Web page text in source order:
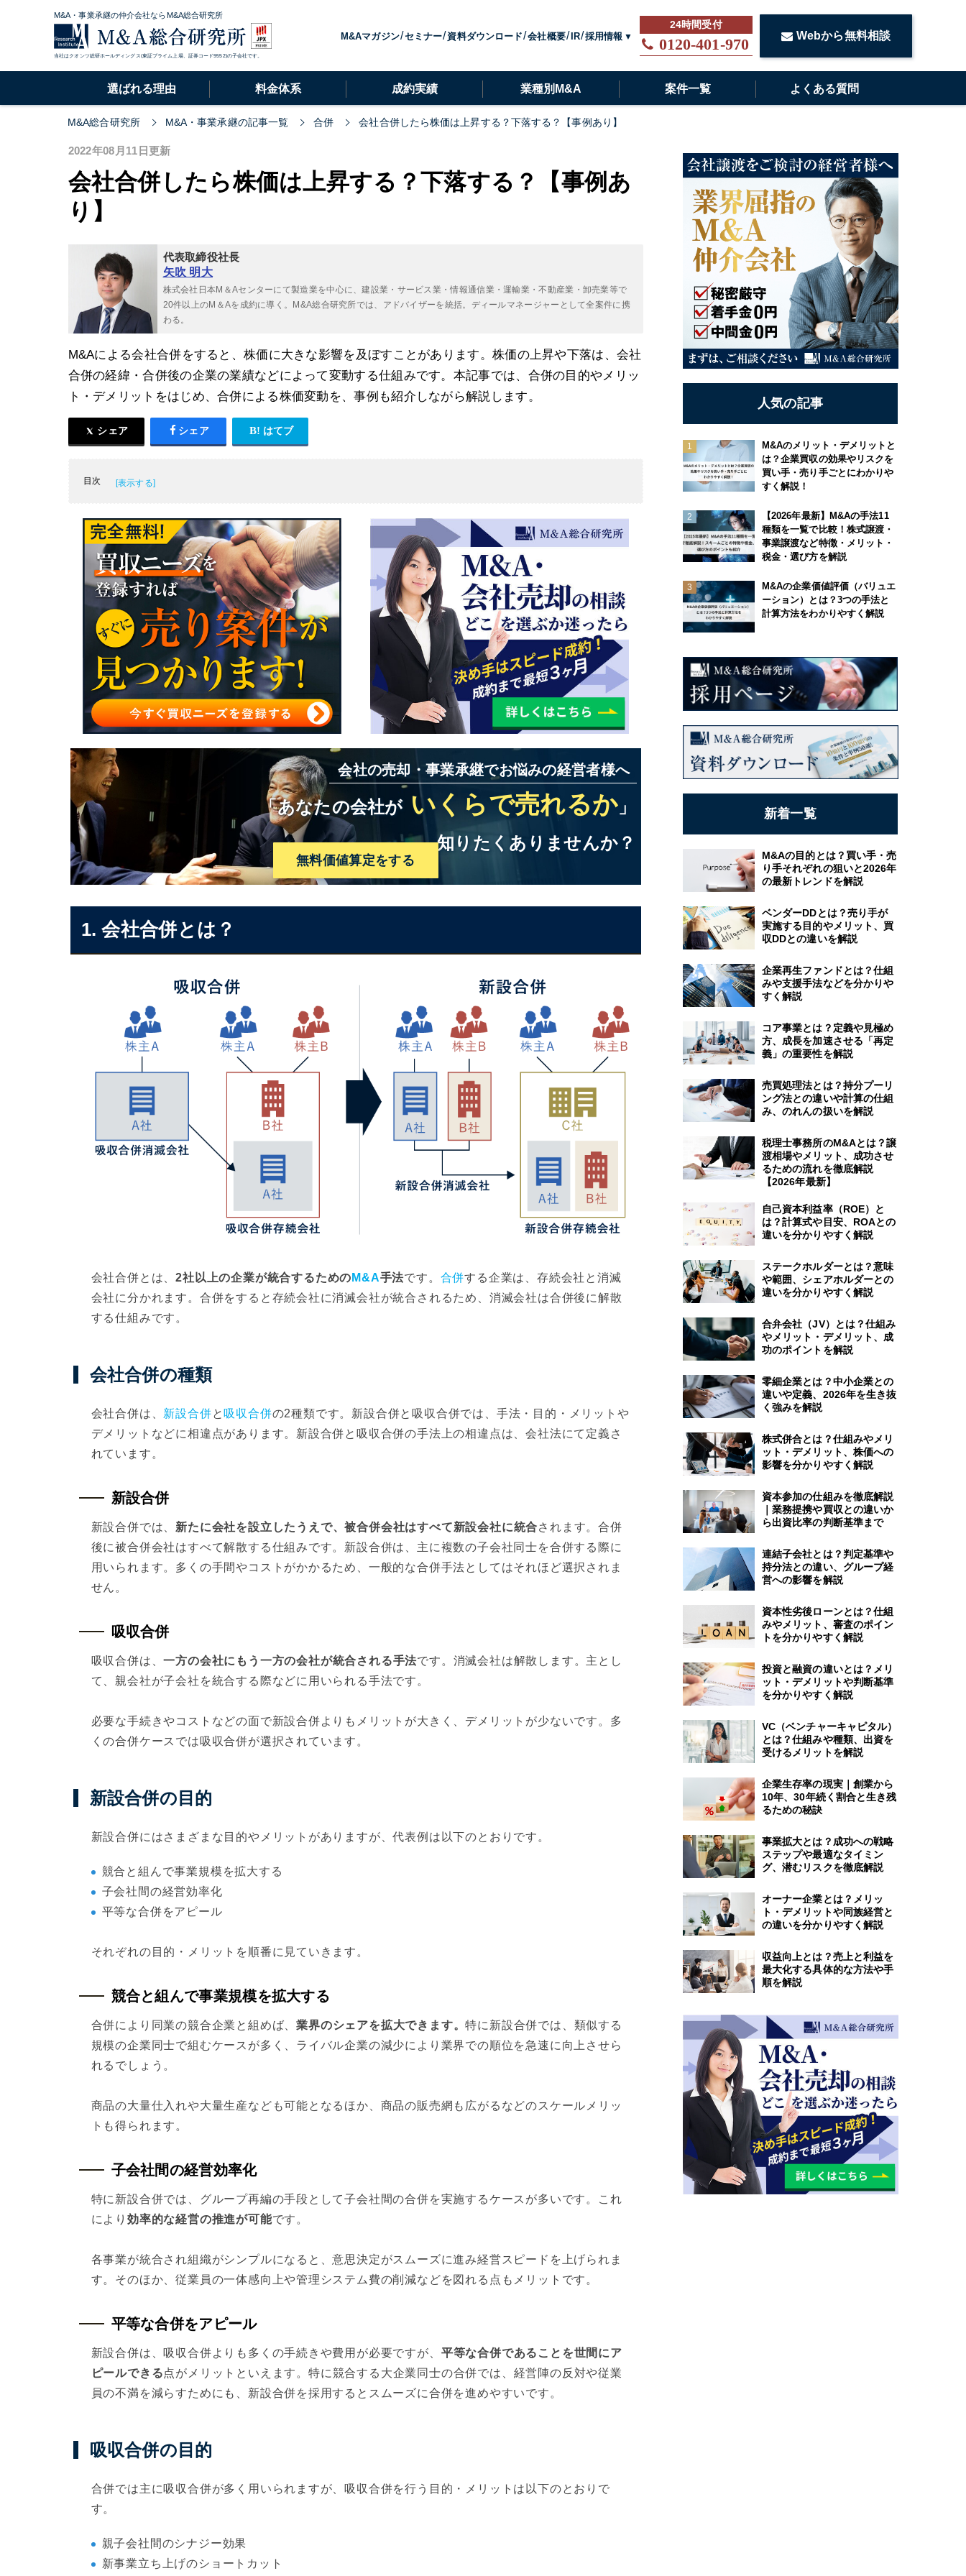
M&A・事業承継の仲介会社ならM&A総合研究所
当社はクオンツ総研ホールディングス(東証プライム上場、証券コード9552)の子会社です。
M&Aマガジン セミナー 資料ダウンロード 会社概要 IR 採用情報 0120-401-970 Webから無料相談
選ばれる理由 料金体系 成約実績 業種別M&A 案件一覧 よくある質問
M&A総合研究所 M&A・事業承継の記事一覧 合併 会社合併したら株価は上昇する？下落する？【事例あり】
2022年08月11日更新
会社合併したら株価は上昇する？下落する？【事例あ
り】
代表取締役社長
矢吹 明大
株式会社日本M＆Aセンターにて製造業を中心に、建設業・サービス業・情報通信業・運輸業・不動産業・卸売業等で
20件以上のM＆Aを成約に導く。M&A総合研究所では、アドバイザーを統括。ディールマネージャーとして全案件に携
わる。
M&Aによる会社合併をすると、株価に大きな影響を及ぼすことがあります。株価の上昇や下落は、会社
合併の経緯・合併後の企業の業績などによって変動する仕組みです。本記事では、合併の目的やメリッ
ト・デメリットをはじめ、合併による株価変動を、事例も紹介しながら解説します。
シェア シェア はてブ
目次
会社合併による株価は上がるのか？下がるのか？
株主のための会社合併の知識
会社合併の実例から見る株価の推移
会社合併による株価のまとめ
会社の売却・事業承継でお悩みの経営者様へ
「あなたの会社が いくらで売れるか 」
知りたくありませんか？
無料価値算定をする
1. 会社合併とは？
会社合併とは、2社以上の企業が統合するための M&A手法です。 合併する企業は、存続会社と消滅
会社に分かれます。合併をすると存続会社に消滅会社が統合されるため、消滅会社は合併後に解散
する仕組みです。
会社合併の種類
会社合併は、 新設合併と 吸収合併の2種類です。新設合併と吸収合併では、手法・目的・メリットや
デメリットなどに相違点があります。新設合併と吸収合併の手法上の相違点は、会社法にて定義さ
れています。
新設合併
新設合併では、 新たに会社を設立したうえで、被合併会社はすべて新設会社に統合されます。合併
後に被合併会社はすべて解散する仕組みです。新設合併は、主に複数の子会社同士を合併する際に
用いられます。多くの手間やコストがかかるため、一般的な合併手法としてはそれほど選択されま
せん。
吸収合併
吸収合併は、一方の会社にもう一方の会社が統合される手法です。消滅会社は解散します。主とし
て、親会社が子会社を統合する際などに用いられる手法です。
必要な手続きやコストなどの面で新設合併よりもメリットが大きく、デメリットが少ないです。多
くの合併ケースでは吸収合併が選択されています。
新設合併の目的
新設合併にはさまざまな目的やメリットがありますが、代表例は以下のとおりです。
競合と組んで事業規模を拡大する
子会社間の経営効率化
平等な合併をアピール
それぞれの目的・メリットを順番に見ていきます。
競合と組んで事業規模を拡大する
合併により同業の競合企業と組めば、業界のシェアを拡大できます。特に新設合併では、類似する
規模の企業同士で組むケースが多く、ライバル企業の減少により業界での順位を急速に向上させら
れるでしょう。
商品の大量仕入れや大量生産なども可能となるほか、商品の販売網も広がるなどのスケールメリッ
トも得られます。
子会社間の経営効率化
特に新設合併では、グループ再編の手段として子会社間の合併を実施するケースが多いです。これ
により 効率的な経営の推進が可能です。
各事業が統合され組織がシンプルになると、意思決定がスムーズに進み経営スピードを上げられま
す。そのほか、従業員の一体感向上や管理システム費の削減などを図れる点もメリットです。
平等な合併をアピール
新設合併は、吸収合併よりも多くの手続きや費用が必要ですが、 平等な合併であることを世間にア
ピールできる点がメリットといえます。特に競合する大企業同士の合併では、経営陣の反対や従業
員の不満を減らすためにも、新設合併を採用するとスムーズに合併を進めやすいです。
吸収合併の目的
合併では主に吸収合併が多く用いられますが、吸収合併を行う目的・メリットは以下のとおりで
す。
親子会社間のシナジー効果
新事業立ち上げのショートカット
人気の記事
M&Aのメリット・デメリットと
は？企業買収の効果やリスクを
買い手・売り手ごとにわかりや
すく解説！
【2026年最新】M&Aの手法11
種類を一覧で比較！株式譲渡・
事業譲渡など特徴・メリット・
税金・選び方を解説
M&Aの企業価値評価（バリュエ
ーション）とは？3つの手法と
計算方法をわかりやすく解説
新着一覧
M&Aの目的とは？買い手・売
り手それぞれの狙いと2026年
の最新トレンドを解説
ベンダーDDとは？売り手が
実施する目的やメリット、買
収DDとの違いを解説
企業再生ファンドとは？仕組
みや支援手法などを分かりや
すく解説
コア事業とは？定義や見極め
方、成長を加速させる「再定
義」の重要性を解説
売買処理法とは？持分プーリ
ング法との違いや計算の仕組
み、のれんの扱いを解説
税理士事務所のM&Aとは？譲
渡相場やメリット、成功させ
るための流れを徹底解説
【2026年最新】
自己資本利益率（ROE）と
は？計算式や目安、ROAとの
違いを分かりやすく解説
ステークホルダーとは？意味
や範囲、シェアホルダーとの
違いを分かりやすく解説
合弁会社（JV）とは？仕組み
やメリット・デメリット、成
功のポイントを解説
零細企業とは？中小企業との
違いや定義、2026年を生き抜
く強みを解説
株式併合とは？仕組みやメリ
ット・デメリット、株価への
影響を分かりやすく解説
資本参加の仕組みを徹底解説
｜業務提携や買収との違いか
ら出資比率の判断基準まで
連結子会社とは？判定基準や
持分法との違い、グループ経
営への影響を解説
資本性劣後ローンとは？仕組
みやメリット、審査のポイン
トを分かりやすく解説
投資と融資の違いとは？メリ
ット・デメリットや判断基準
を分かりやすく解説
VC（ベンチャーキャピタル）
とは？仕組みや種類、出資を
受けるメリットを解説
企業生存率の現実｜創業から
10年、30年続く割合と生き残
るための秘訣
事業拡大とは？成功への戦略
ステップや最適なタイミン
グ、潜むリスクを徹底解説
オーナー企業とは？メリッ
ト・デメリットや同族経営と
の違いを分かりやすく解説
収益向上とは？売上と利益を
最大化する具体的な方法や手
順を解説